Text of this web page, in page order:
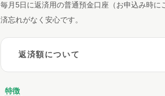
毎月5日に返済用の普通預金口座（お申込み時
済忘れがなく安心です。
返済額について
特徴